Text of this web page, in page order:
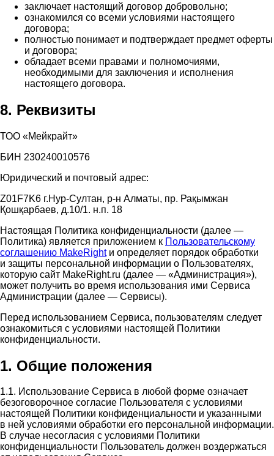
заключает настоящий договор добровольно;
ознакомился со всеми условиями настоящего
договора;
полностью понимает и подтверждает предмет оферты
и договора;
обладает всеми правами и полномочиями,
необходимыми для заключения и исполнения
настоящего договора.
8. Реквизиты
ТОО «Мейкрайт»
БИН 230240010576
Юридический и почтовый адрес:
Z01F7K6 г.Нур-Султан, р-н Алматы, пр. Рақымжан
Қошқарбаев, д.10/1. н.п. 18
Настоящая Политика конфиденциальности (далее —
Политика) является приложением к Пользовательскому
соглашению MakeRightи определяет порядок обработки
и защиты персональной информации о Пользователях,
которую сайт MakeRight.ru (далее — «Администрация»),
может получить во время использования ими Cервиса
Администрации (далее — Сервисы).
Перед использованием Сервиса, пользователям следует
ознакомиться с условиями настоящей Политики
конфиденциальности.
1. Общие положения
1.1. Использование Сервиса в любой форме означает
безоговорочное согласие Пользователя с условиями
настоящей Политики конфиденциальности и указанными
в ней условиями обработки его персональной информации.
В случае несогласия с условиями Политики
конфиденциальности Пользователь должен воздержаться